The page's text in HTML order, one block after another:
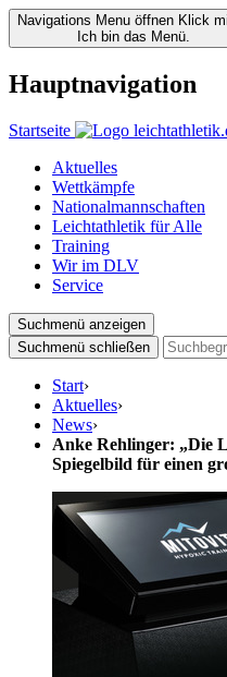
Navigations Menu öffnen Klick
Ich bin das Menü.
Hauptnavigation
Startseite
Aktuelles
Wettkämpfe
Nationalmannschaften
Leichtathletik für Alle
Training
Wir im DLV
Service
Suchmenü anzeigen
Suchmenü schließen
Start›
Aktuelles›
News›
Anke Rehlinger: „Die
Spiegelbild für einen